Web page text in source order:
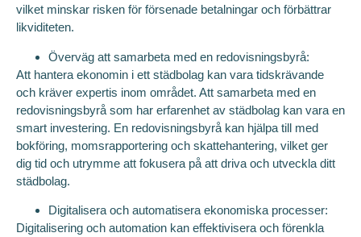
vilket minskar risken för försenade betalningar och förbättrar
likviditeten.
Överväg att samarbeta med en redovisningsbyrå:
Att hantera ekonomin i ett städbolag kan vara tidskrävande
och kräver expertis inom området. Att samarbeta med en
redovisningsbyrå som har erfarenhet av städbolag kan vara en
smart investering. En redovisningsbyrå kan hjälpa till med
bokföring, momsrapportering och skattehantering, vilket ger
dig tid och utrymme att fokusera på att driva och utveckla ditt
städbolag.
Digitalisera och automatisera ekonomiska processer:
Digitalisering och automation kan effektivisera och förenkla